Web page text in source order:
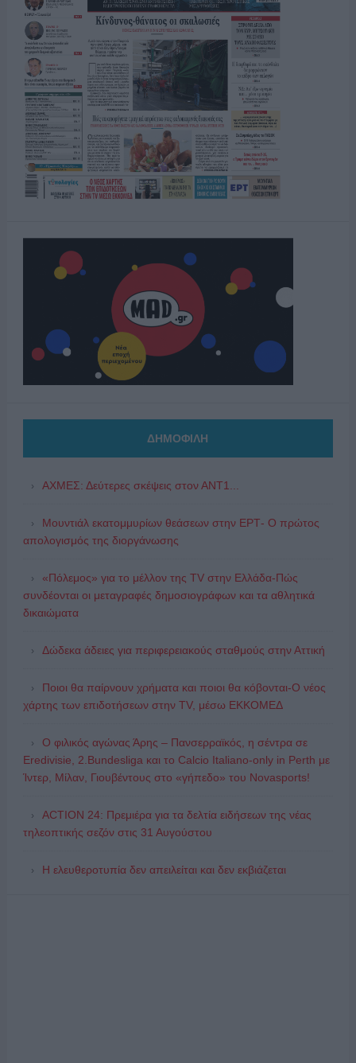
ΔΗΜΟΦΙΛΗ
ΑΧΜΕΣ: Δεύτερες σκέψεις στον ΑΝΤ1...
Μουντιάλ εκατομμυρίων θεάσεων στην ΕΡΤ- Ο πρώτος
απολογισμός της διοργάνωσης
«Πόλεμος» για το μέλλον της TV στην Ελλάδα-Πώς
συνδέονται οι μεταγραφές δημοσιογράφων και τα αθλητικά
δικαιώματα
Δώδεκα άδειες για περιφερειακούς σταθμούς στην Αττική
Ποιοι θα παίρνουν χρήματα και ποιοι θα κόβονται-Ο νέος
χάρτης των επιδοτήσεων στην TV, μέσω ΕΚΚΟΜΕΔ
Ο φιλικός αγώνας Άρης – Πανσερραϊκός, η σέντρα σε
Eredivisie, 2.Bundesliga και το Calcio Italiano-only in Perth με
Ίντερ, Μίλαν, Γιουβέντους στο «γήπεδο» του Novasports!
ACTION 24: Πρεμιέρα για τα δελτία ειδήσεων της νέας
τηλεοπτικής σεζόν στις 31 Αυγούστου
Η ελευθεροτυπία δεν απειλείται και δεν εκβιάζεται